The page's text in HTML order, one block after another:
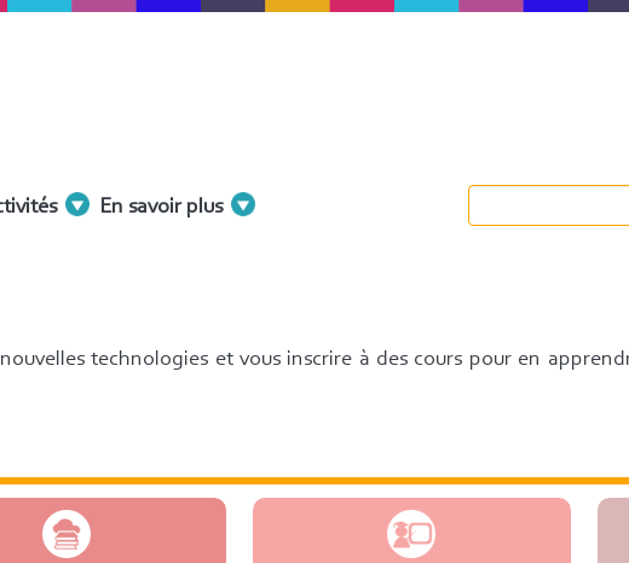
En savoir plus
technologies et vous inscrire à des cours pour en